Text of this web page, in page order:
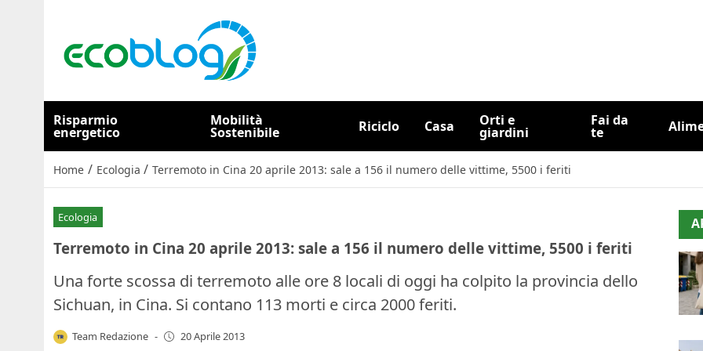
Risparmio
energetico
Mobilità
Sostenibile Riciclo Casa Orti e
giardini
Fai da
te
Home / Ecologia / Terremoto in Cina 20 aprile 2013: sale a 156 il numero delle vittime, 5500 i feriti
Ecologia
Terremoto in Cina 20 aprile 2013: sale a 156 il numero delle vittime, 5500 i feriti
Una forte scossa di terremoto alle ore 8 locali di oggi ha colpito la provincia dello
Sichuan, in Cina. Si contano 113 morti e circa 2000 feriti.
Team Redazione - 20 Aprile 2013